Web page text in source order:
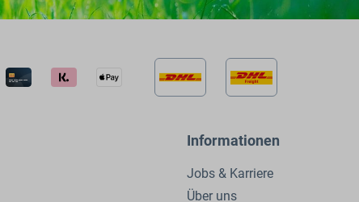
Informationen
Jobs & Karriere
Über uns